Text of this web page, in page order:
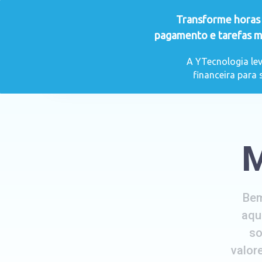
Transforme horas
pagamento e tarefas
A YTecnologia
financeira para